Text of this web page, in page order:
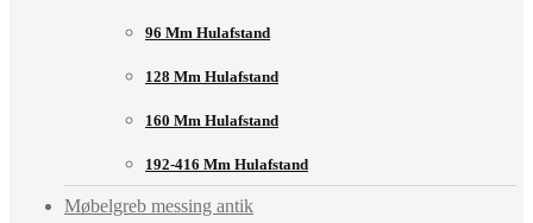
96 Mm Hulafstand
128 Mm Hulafstand
160 Mm Hulafstand
192-416 Mm Hulafstand
Møbelgreb messing antik